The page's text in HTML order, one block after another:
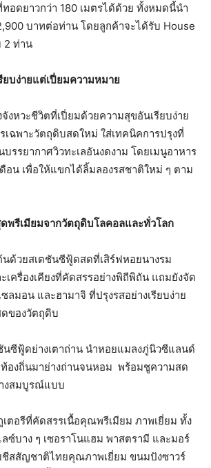
ทอดยาวกว่า 180 เมตรได้ด้วย ทั้งหมดนี้นำ
บาทต่อท่าน โดยลูกค้าจะได้รับ House
2 ท่าน
ยบง่ายแต่เปี่ยมความหมาย
งหวะชีวิตที่เปี่ยมด้วยความสุขอันเรียบง่าย
ฉพาะวัตถุดิบสดใหม่ ใส่เทคนิคการปรุงที่
รรยากาศวิวทะเลอันงดงาม โดยเมนูอาหาร
อน เพื่อให้แขกได้ลิ้มลองรสชาติใหม่ ๆ ตาม
พรีเมียมจากวัตถุดิบโลคอลและทั่วโลก
ด้วยสเตชันซีฟู้ดสดที่เสิร์ฟหอยนางรม
เครื่องเคียงที่คัดสรรอย่างพิถีพิถัน แถมยังจัด
ลมอน และฮามาจิ ที่ปรุงรสอย่างเรียบง่าย
ของวัตถุดิบ
ซีฟู้ดย่างเตาถ่าน นำหอยแมลงภู่นิวซีแลนด์
องถิ่นมาย่างถ่านจนหอม พร้อมชูความสด
งสมบูรณ์แบบ
ตอรีที่คัดสรรเนื้อคุณพรีเมียม ภาพเยี่ยม ทั้ง
ลซ์บาง ๆ เซอราโนแฮม พาสตรามี และมอร์
ชีสสัญชาติไทยคุณภาพเยี่ยม ขนมปังซาวร์